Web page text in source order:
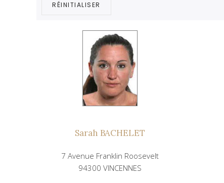
RÉINITIALISER
Sarah BACHELET
7 Avenue Franklin Roosevelt
94300 VINCENNES